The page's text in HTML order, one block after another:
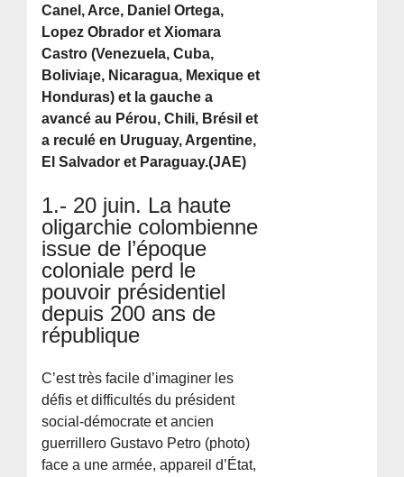
Canel, Arce, Daniel Ortega,
Lopez Obrador et Xiomara
Castro (Venezuela, Cuba,
Bolivia¡e, Nicaragua, Mexique et
Honduras) et la gauche a
avancé au Pérou, Chili, Brésil et
a reculé en Uruguay, Argentine,
El Salvador et Paraguay.(JAE)
1.- 20 juin. La haute
oligarchie colombienne
issue de l’époque
coloniale perd le
pouvoir présidentiel
depuis 200 ans de
république
C’est très facile d’imaginer les
défis et difficultés du président
social-démocrate et ancien
guerrillero Gustavo Petro (photo)
face a une armée, appareil d’État,